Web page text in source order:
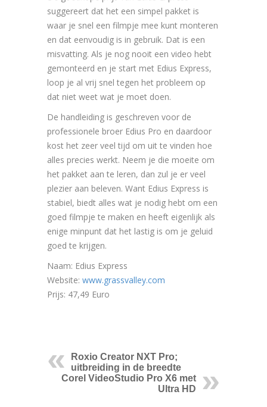
suggereert dat het een simpel pakket is
waar je snel een filmpje mee kunt monteren
en dat eenvoudig is in gebruik. Dat is een
misvatting. Als je nog nooit een video hebt
gemonteerd en je start met Edius Express,
loop je al vrij snel tegen het probleem op
dat niet weet wat je moet doen.
De handleiding is geschreven voor de
professionele broer Edius Pro en daardoor
kost het zeer veel tijd om uit te vinden hoe
alles precies werkt. Neem je die moeite om
het pakket aan te leren, dan zul je er veel
plezier aan beleven. Want Edius Express is
stabiel, biedt alles wat je nodig hebt om een
goed filmpje te maken en heeft eigenlijk als
enige minpunt dat het lastig is om je geluid
goed te krijgen.
Naam: Edius Express
Website: www.grassvalley.com
Prijs: 47,49 Euro
Roxio Creator NXT Pro;
uitbreiding in de breedte
Corel VideoStudio Pro X6 met
Ultra HD